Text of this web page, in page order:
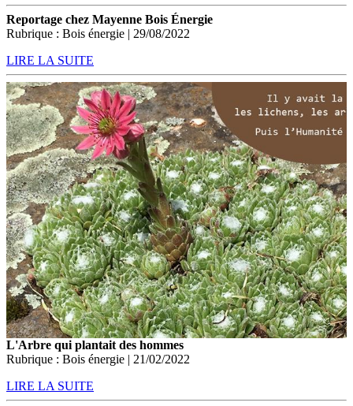
Reportage chez Mayenne Bois Énergie
Rubrique : Bois énergie | 29/08/2022
LIRE LA SUITE
L'Arbre qui plantait des hommes
Rubrique : Bois énergie | 21/02/2022
LIRE LA SUITE